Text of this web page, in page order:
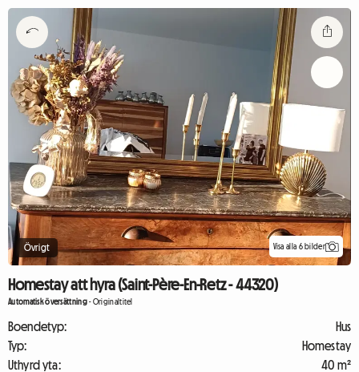
Övrigt Visa alla 6 bilder
Homestay att hyra (Saint-Père-En-Retz - 44320)
Automatisk översättning-Originaltitel
Boendetyp:
Hus
Typ:
Homestay
Uthyrd yta:
40 m²